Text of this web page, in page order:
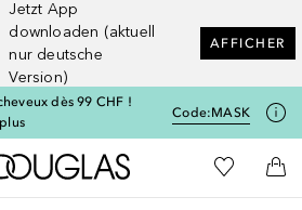
Jetzt App
downloaden (aktuell
nur deutsche
Version)
AFFICHER
dès 99 CHF !
Code:MASK
Vers l'accueil Douglas
Vers Ma